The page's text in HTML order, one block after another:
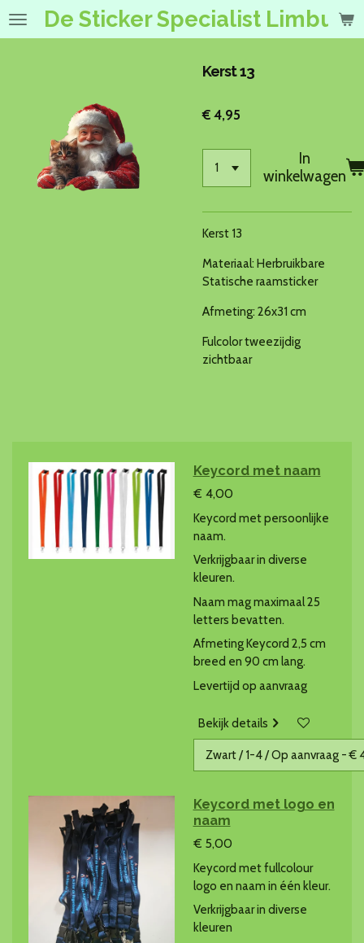
Ga
De Sticker Specialist Limburg
Kerst 13
€ 4,95
In
winkelwagen
Kerst 13
Materiaal: Herbruikbare
Statische raamsticker
Afmeting: 26x31 cm
Fulcolor tweezijdig
zichtbaar
Keycord met naam
€ 4,00
Keycord met persoonlijke
naam.
Verkrijgbaar in diverse
kleuren.
Naam mag maximaal 25
letters bevatten.
Afmeting Keycord 2,5 cm
breed en 90 cm lang.
Levertijd op aanvraag
Bekijk details
Keycord met logo en
naam
€ 5,00
Keycord met fullcolour
logo en naam in één kleur.
Verkrijgbaar in diverse
kleuren